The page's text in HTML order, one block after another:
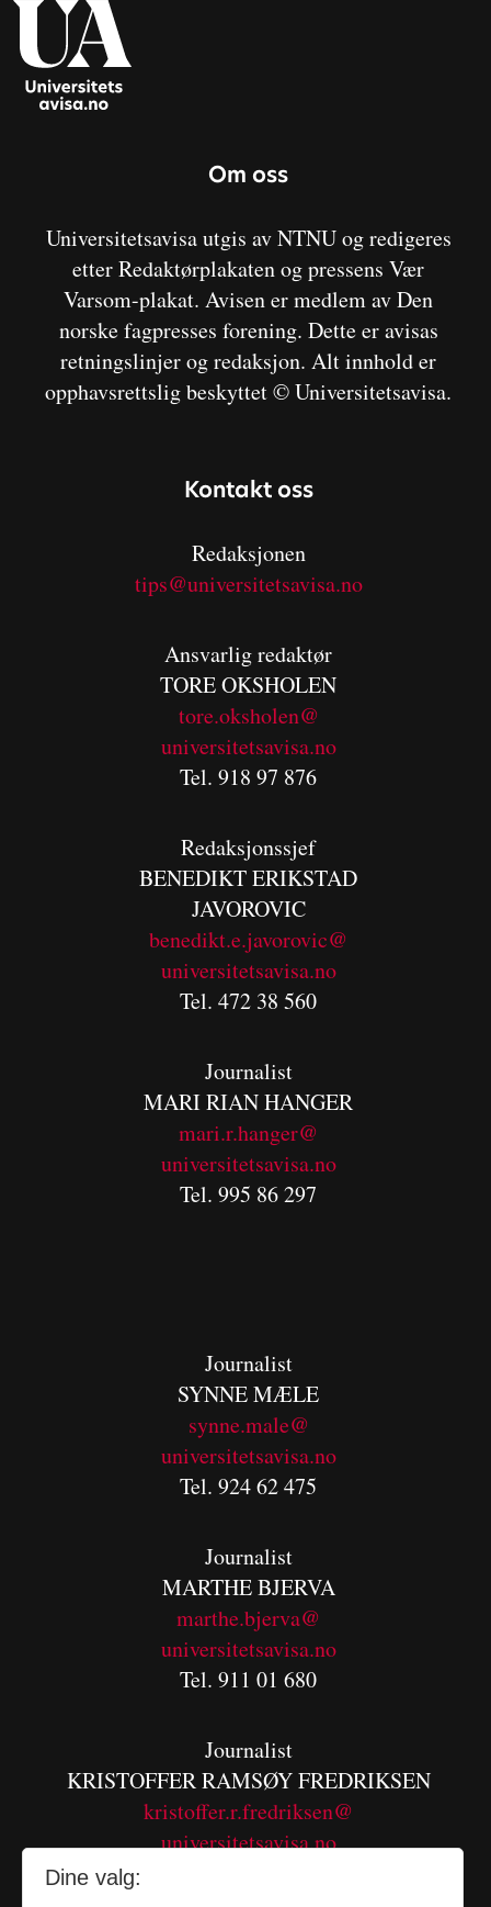
Om oss
Universitetsavisa utgis av NTNU og redigeres
etter Redaktørplakaten og pressens Vær
Varsom-plakat. Avisen er medlem av Den
norske fagpresses forening. Dette er avisas
retningslinjer og redaksjon. Alt innhold er
opphavsrettslig beskyttet © Universitetsavisa.
Kontakt oss
Redaksjonen
tips@universitetsavisa.no
Ansvarlig redaktør
TORE OKSHOLEN
tore.oksholen@
universitetsavisa.no
Tel. 918 97 876
Redaksjonssjef
BENEDIKTERIKSTAD
JAVOROVIC
benedikt.e.javorovic@
universitetsavisa.no
Tel. 472 38 560
Journalist
MARI RIAN HANGER
mari.r.hanger@
universitetsavisa.no
Tel. 995 86 297
Journalist
SYNNE MÆLE
synne.male@
universitetsavisa.no
Tel. 924 62 475
Journalist
MARTHE BJERVA
marthe.bjerva@
universitetsavisa.no
Tel. 911 01 680
Journalist
KRISTOFFER RAMSØY FREDRIKSEN
kristoffer.r.fredriksen@
universitetsavisa.no
Dine valg: